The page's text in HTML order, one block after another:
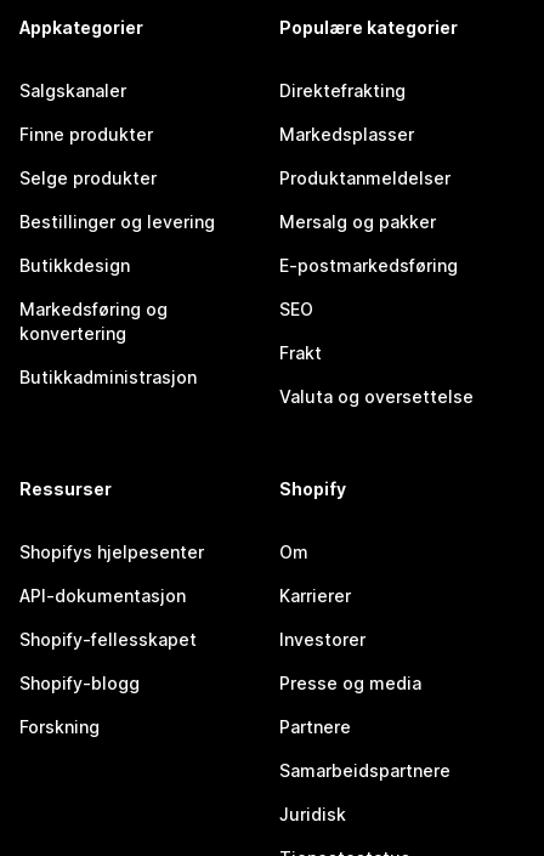
Appkategorier
Salgskanaler
Finne produkter
Selge produkter
Bestillinger og levering
Butikkdesign
Markedsføring og
konvertering
Butikkadministrasjon
Populære kategorier
Direktefrakting
Markedsplasser
Produktanmeldelser
Mersalg og pakker
E-postmarkedsføring
SEO
Frakt
Valuta og oversettelse
Ressurser
Shopifys hjelpesenter
API-dokumentasjon
Shopify-fellesskapet
Shopify-blogg
Forskning
Shopify
Om
Karrierer
Investorer
Presse og media
Partnere
Samarbeidspartnere
Juridisk